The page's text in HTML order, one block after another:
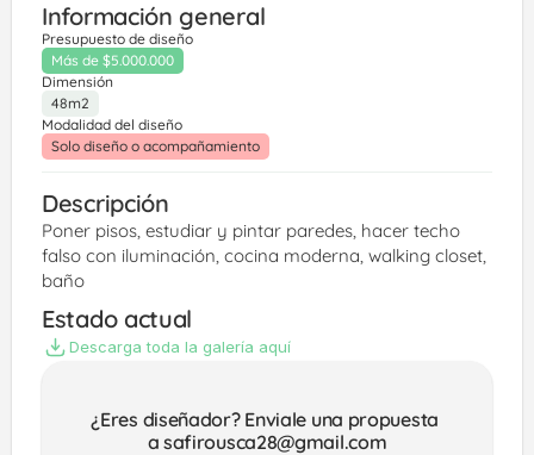
Información general
Presupuesto de diseño
Más de $5.000.000
Dimensión
48m2
Modalidad del diseño
Solo diseño o acompañamiento
Descripción
Poner pisos, estudiar y pintar paredes, hacer techo
falso con iluminación, cocina moderna, walking closet,
baño
Estado actual
Descarga toda la galería aquí
¿Eres diseñador? Enviale una propuesta
a safirousca28@gmail.com